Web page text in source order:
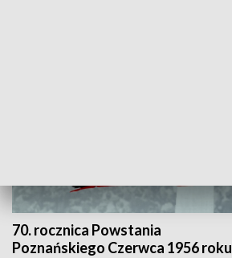
70. rocznica Powstania
Poznańskiego Czerwca 1956 roku